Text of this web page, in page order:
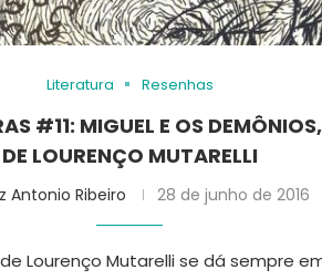
Literatura Resenhas
#11: MIGUEL E OS DEMÔNIOS,
DE LOURENÇO MUTARELLI
Antonio Ribeiro 28 de junho de 2016
Lourenço Mutarelli se dá sempre